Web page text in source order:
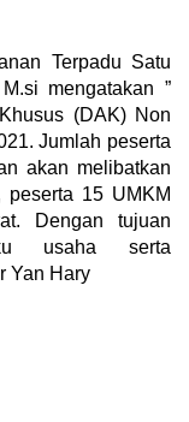
Terpadu Satu
mengatakan ”
(DAK) Non
Jumlah peserta
akan melibatkan
15 UMKM
Dengan tujuan
usaha serta
Yan Hary